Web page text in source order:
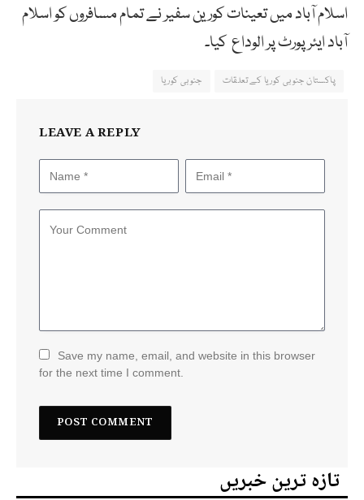
اسلام آباد میں تعینات کورین سفیر نے تمام مسافروں کو اسلام
آباد ایئرپورٹ پر الوداع کیا۔
پاکستان جنوبی کوریا کے تعلقات جنوبی کوریا
LEAVE A REPLY
Save my name, email, and website in this browser
for the next time I comment.
تازہ ترین خبریں